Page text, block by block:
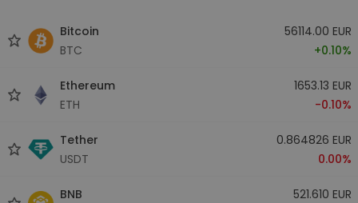
Bitcoin
BTC
56114.00 EUR
+0.10%
Ethereum
ETH
1653.13 EUR
-0.10%
Tether
USDT
0.864826 EUR
0.00%
BNB
521.610 EUR